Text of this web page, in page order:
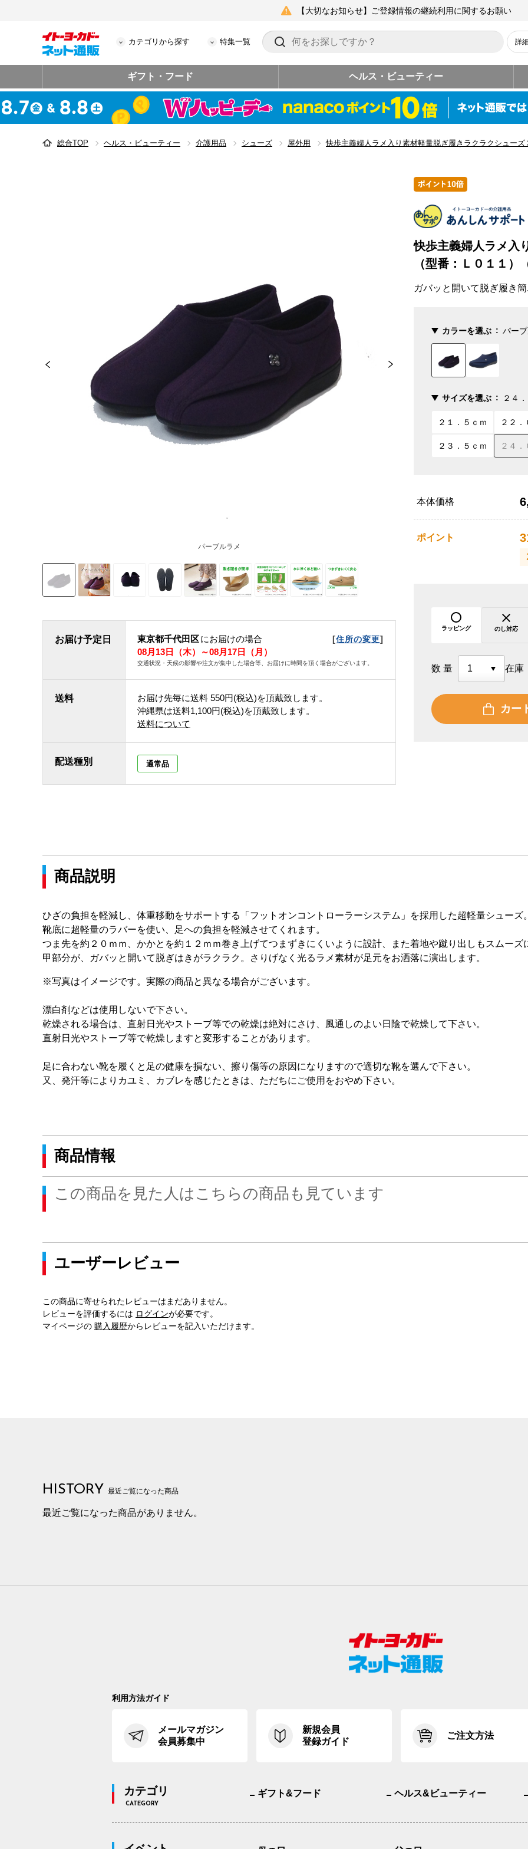
【大切なお知らせ】ご登録情報の継続利用に関するお願い
カテゴリから探す 特集一覧 詳
ギフト・フード ヘルス・ビューティー
総合TOP ヘルス・ビューティー 介護用品 シューズ 屋外用 快歩主義婦人ラメ入り素材軽量脱ぎ履きラクラクシューズ
パーブルラメ
お届け予定日 東京都千代田区にお届けの場合 [住所の変更]
08月13日（木）～08月17日（月）
交通状況・天候の影響や注文が集中した場合等、お届けに時間を頂く場合がございます。
送料 お届け先毎に送料 550円(税込)を頂戴致します。
沖縄県は送料1,100円(税込)を頂戴致します。
送料について
配送種別 通常品
快歩主義婦人ラメ入
（型番：Ｌ０１１）
ガバッと開いて脱ぎ履き簡
カラーを選ぶ パー
サイズを選ぶ ２４
２１．５ｃｍ ２２．
２３．５ｃｍ ２４．
本体価格
ポイント
ラッピング のし対応
数量 在庫
カー
商品説明
ひざの負担を軽減し、体重移動をサポートする「フットオンコントローラーシステム」を採用した超軽量シューズ。
靴底に超軽量のラバーを使い、足への負担を軽減させてくれます。
つま先を約２０ｍｍ、かかとを約１２ｍｍ巻き上げてつまずきにくいように設計、また着地や蹴り出しもスムーズ
甲部分が、ガバッと開いて脱ぎはきがラクラク。さりげなく光るラメ素材が足元をお洒落に演出します。
※写真はイメージです。実際の商品と異なる場合がございます。
漂白剤などは使用しないで下さい。
乾燥される場合は、直射日光やストーブ等での乾燥は絶対にさけ、風通しのよい日陰で乾燥して下さい。
直射日光やストーブ等で乾燥しますと変形することがあります。
足に合わない靴を履くと足の健康を損ない、擦り傷等の原因になりますので適切な靴を選んで下さい。
又、発汗等によりカユミ、カブレを感じたときは、ただちにご使用をおやめ下さい。
商品情報
この商品を見た人はこちらの商品も見ています
ユーザーレビュー
この商品に寄せられたレビューはまだありません。
レビューを評価するには ログインが必要です。
マイページの 購入履歴からレビューを記入いただけます。
HISTORY 最近ご覧になった商品
最近ご覧になった商品がありません。
利用方法ガイド
メールマガジン
会員募集中
新規会員
登録ガイド
ご注文方法
カテゴリ
CATEGORY
ギフト&フード ヘルス&ビューティー